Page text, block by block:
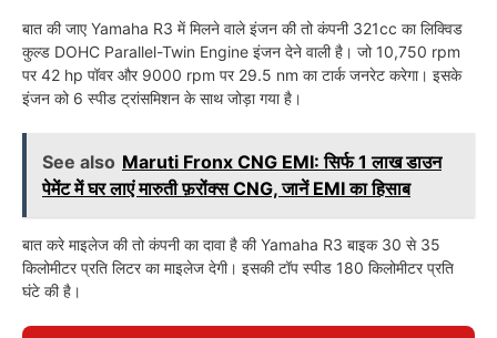
बात की जाए Yamaha R3 में मिलने वाले इंजन की तो कंपनी 321cc का लिक्विड
कुल्ड DOHC Parallel-Twin Engine इंजन देने वाली है। जो 10,750 rpm
पर 42 hp पॉवर और 9000 rpm पर 29.5 nm का टार्क जनरेट करेगा। इसके
इंजन को 6 स्पीड ट्रांसमिशन के साथ जोड़ा गया है।
See also Maruti Fronx CNG EMI: सिर्फ 1 लाख डाउन
पेमेंट में घर लाएं मारुती फ़रोंक्स CNG, जानें EMI का हिसाब
बात करे माइलेज की तो कंपनी का दावा है की Yamaha R3 बाइक 30 से 35
किलोमीटर प्रति लिटर का माइलेज देगी। इसकी टॉप स्पीड 180 किलोमीटर प्रति
घंटे की है।